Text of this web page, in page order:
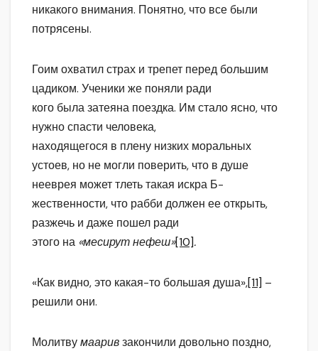
никакого внимания. Понятно, что все были
потрясены.
Гоим охватил страх и трепет перед большим
цадиком. Ученики же поняли ради
кого была затеяна поездка. Им стало ясно, что
нужно спасти человека,
находящегося в плену низких моральных
устоев, но не могли поверить, что в душе
нееврея может тлеть такая искра Б-
жественности, что рабби должен ее открыть,
разжечь и даже пошел ради
этого на «месирут нефеш»[10].
«Как видно, это какая-то большая душа»,[11] –
решили они.
Молитвумааривзакончили довольно поздно,